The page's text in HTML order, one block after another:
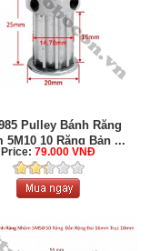
Pulley Bánh Răng
Nhôm 5M10 10 Răng Bản ...
Price: 79.000 VNĐ